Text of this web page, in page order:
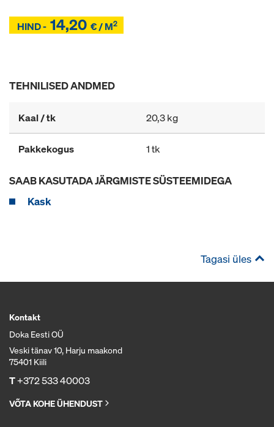
HIND - 14,20 € / M2
TEHNILISED ANDMED
Kaal / tk 20,3 kg
Pakkekogus 1 tk
SAAB KASUTADA JÄRGMISTE SÜSTEEMIDEGA
Kask
Tagasi üles
Kontakt
Doka Eesti OÜ
Veski tänav 10, Harju maakond
75401 Kiili
T+372 533 40003
VÕTA KOHE ÜHENDUST